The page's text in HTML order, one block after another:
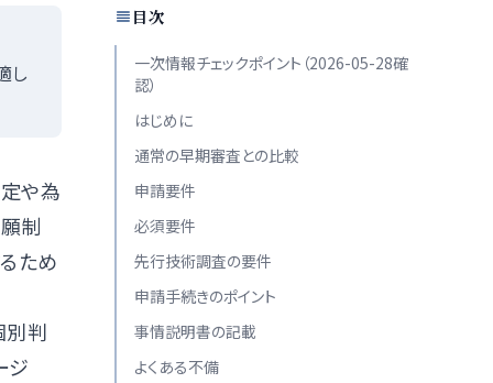
し
や為
制
ため
別判
ジ
目次
一次情報チェックポイント（2026-05-28確
認）
はじめに
通常の早期審査との比較
申請要件
必須要件
先行技術調査の要件
申請手続きのポイント
事情説明書の記載
よくある不備